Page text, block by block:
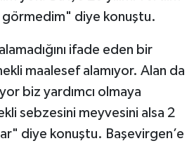
görmedim" diye konuştu.
ifade eden bir
maalesef alamıyor. Alan da
biz yardımcı olmaya
sebzesini meyvesini alsa 2
diye konuştu. Başevirgen’e